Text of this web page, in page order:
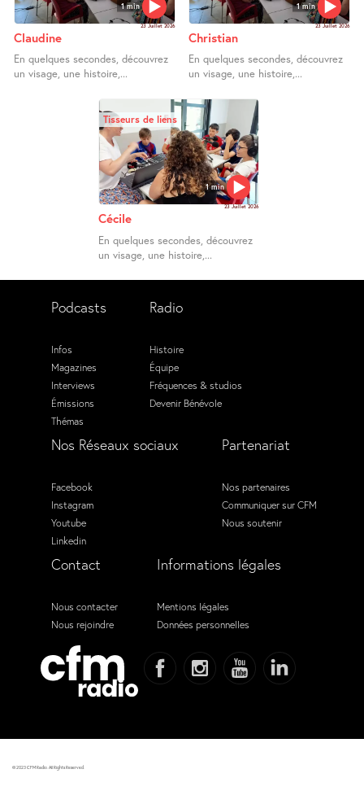
1 min
23 Juillet 2026
Claudine
En quelques secondes, découvrez
un visage, une histoire,...
1 min
23 Juillet 2026
Christian
En quelques secondes, découvrez
un visage, une histoire,...
1 min
Tisseurs de liens
23 Juillet 2026
Cécile
En quelques secondes, découvrez
un visage, une histoire,...
Podcasts
Infos
Magazines
Interviews
Émissions
Thémas
Radio
Histoire
Équipe
Fréquences & studios
Devenir Bénévole
Nos Réseaux sociaux
Facebook
Instagram
Youtube
Linkedin
Partenariat
Nos partenaires
Communiquer sur CFM
Nous soutenir
Contact
Nous contacter
Nous rejoindre
Informations légales
Mentions légales
Données personnelles
© 2023 CFM Radio. All Rights Reserved.